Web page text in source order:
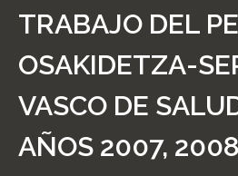
- Diferencia entre propuesta y
- Qué es la competencia
- ¿Es PRECEPTIVO el Recurso de
POTESTATIVO, FACULTATIVO?
- Diferencia entre Personalidad
TRABAJO DEL
OSAKIDETZA-
VASCO DE
AÑOS 2007,